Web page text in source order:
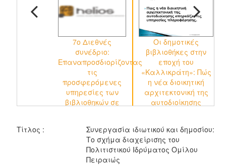
7ο Διεθνές
συνέδριο:
Επαναπροσδιορίζοντας
τις
προσφερόμενες
υπηρεσίες των
βιβλιοθηκών σε
κρίσης: 2η
Εκδήλωση, 2η
Συνεδρία
Οι δημοτικές
βιβλιοθήκες στην
εποχή του
«Καλλικράτη»: Πώς
η νέα διοικητική
αρχιτεκτονική της
αυτοδιοίκησης
πληροφόρησης
Τίτλος :
Συνεργασία ιδιωτικού και δημοσίου:
Το σχήμα διαχείρισης του
Πολιτιστικού Ιδρύματος Ομίλου
Πειραιώς